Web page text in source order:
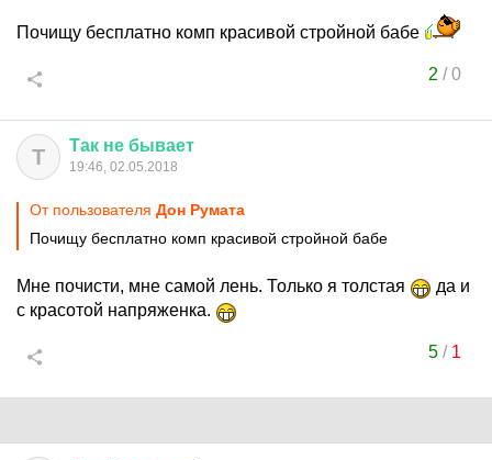
Почищу бесплатно комп красивой стройной бабе
2 /0
Т Так не бывает
19:46, 02.05.2018
От пользователя Дон Руматa
Почищу бесплатно комп красивой стройной бабе
Мне почисти, мне самой лень. Только я толстая
да и
с красотой напряженка.
5/ 1